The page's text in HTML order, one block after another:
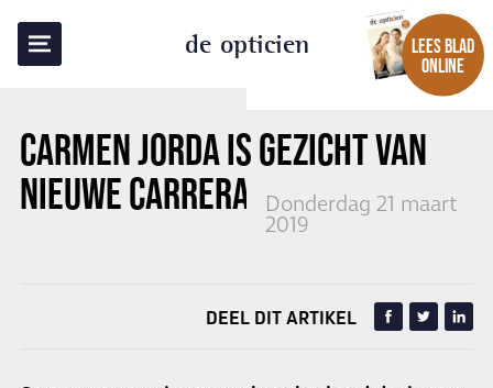
de opticien
LEES BLAD
ONLINE
CARMEN JORDA IS GEZICHT VAN
NIEUWECARRERA -CAMPAGNE
Donderdag 21 maart
2019
TERUG NAAR OVERZICHT
DEEL DIT ARTIKEL